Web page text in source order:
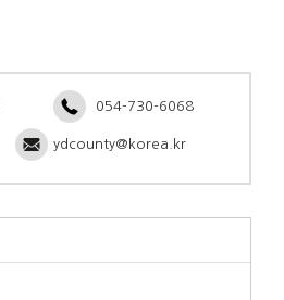
054-730-6068
ydcounty@korea.kr